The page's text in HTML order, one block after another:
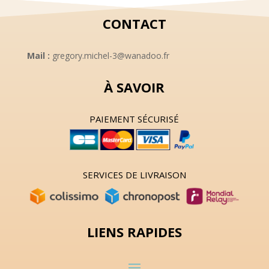
CONTACT
Mail : gregory.michel-3@wanadoo.fr
À SAVOIR
PAIEMENT SÉCURISÉ
SERVICES DE LIVRAISON
LIENS RAPIDES